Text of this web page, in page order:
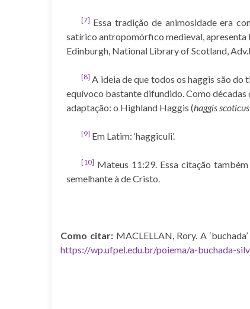
[7] Essa tradição de animosidade era
satírico antropomórfico medieval, apresenta
Edinburgh, National Library of Scotland,
[8] A ideia de que todos os haggis são do
equívoco bastante difundido. Como décadas
adaptação: o Highland Haggis (haggis
[9] Em Latim: ‘haggiculi’.
[10] Mateus 11:29. Essa citação
semelhante à de Cristo.
Como citar:MACLELLAN, Rory. A
https://wp.ufpel.edu.br/poiema/a-buchada-